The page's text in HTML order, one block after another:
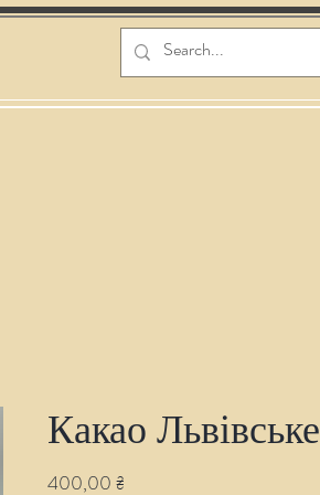
Какао Львівське
400,00 ₴